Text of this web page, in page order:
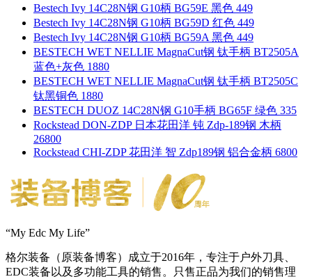
Bestech Ivy 14C28N钢 G10柄 BG59E 黑色 449
Bestech Ivy 14C28N钢 G10柄 BG59D 红色 449
Bestech Ivy 14C28N钢 G10柄 BG59A 黑色 449
BESTECH WET NELLIE MagnaCut钢 钛手柄 BT2505A
蓝色+灰色 1880
BESTECH WET NELLIE MagnaCut钢 钛手柄 BT2505C
钛黑铜色 1880
BESTECH DUOZ 14C28N钢 G10手柄 BG65F 绿色 335
Rockstead DON-ZDP 日本花田洋 钝 Zdp-189钢 木柄
26800
Rockstead CHI-ZDP 花田洋 智 Zdp189钢 铝合金柄 6800
“My Edc My Life”
格尔装备（原装备博客）成立于2016年，专注于户外刀具、
EDC装备以及多功能工具的销售。只售正品为我们的销售理